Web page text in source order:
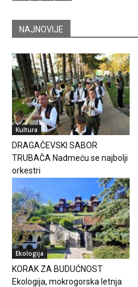
NAJNOVIJE
Kultura
DRAGAČEVSKI SABOR
TRUBAČA Nadmeću se najbolji
orkestri
Ekologija
KORAK ZA BUDUĆNOST
Ekologija, mokrogorska letnja